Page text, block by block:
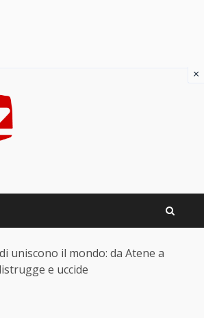
uniscono il mondo: da Atene a
e uccide
×